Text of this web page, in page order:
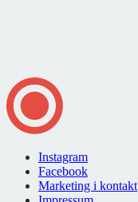
Instagram
Facebook
Marketing i kontakt